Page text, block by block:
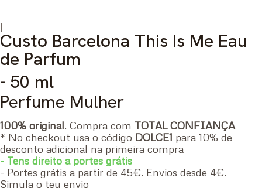
|
Custo Barcelona This Is Me Eau
de Parfum
- 50 ml
Perfume Mulher
100% original. Compra com TOTAL CONFIANÇA
* No checkout usa o código DOLCE1 para 10% de
desconto adicional na primeira compra
- Tens direito a portes grátis
- Portes grátis a partir de 45€. Envios desde 4€.
Simula o teu envio